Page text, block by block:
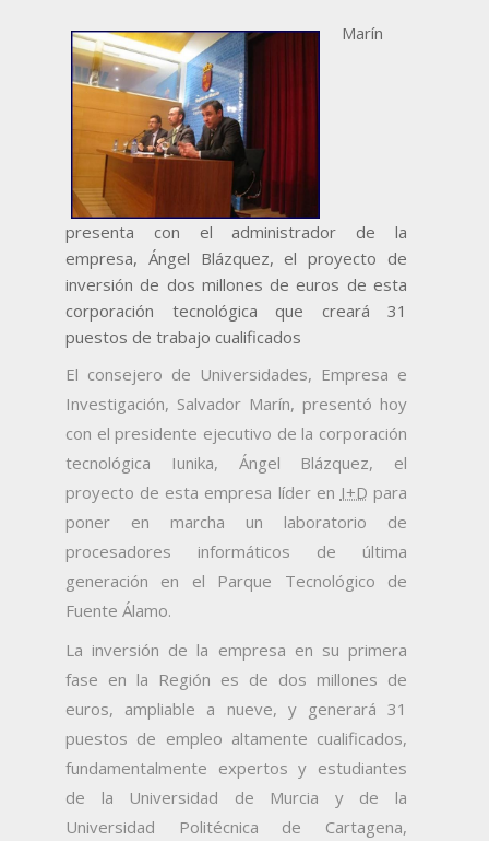
Marín
presenta con el administrador de la
empresa, Ángel Blázquez, el proyecto de
inversión de dos millones de euros de esta
corporación tecnológica que creará 31
puestos de trabajo cualificados
El consejero de Universidades, Empresa e
Investigación, Salvador Marín, presentó hoy
con el presidente ejecutivo de la corporación
tecnológica Iunika, Ángel Blázquez, el
proyecto de esta empresa líder en I+D para
poner en marcha un laboratorio de
procesadores informáticos de última
generación en el Parque Tecnológico de
Fuente Álamo.
La inversión de la empresa en su primera
fase en la Región es de dos millones de
euros, ampliable a nueve, y generará 31
puestos de empleo altamente cualificados,
fundamentalmente expertos y estudiantes
de la Universidad de Murcia y de la
Universidad Politécnica de Cartagena,